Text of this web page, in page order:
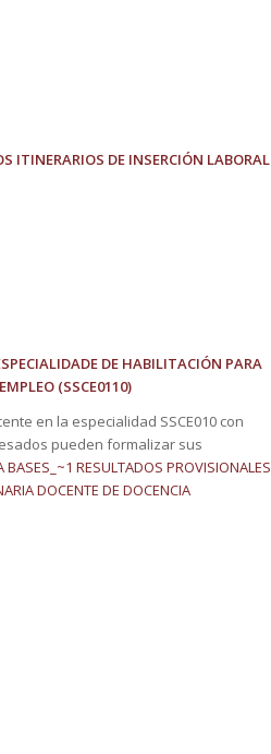
ITINERARIOS DE INSERCIÓN LABORAL
DE HABILITACIÓN PARA
(SSCE0110)
en la especialidad SSCE010 con
pueden formalizar sus
BASES_~1 RESULTADOS PROVISIONALES
DOCENTE DE DOCENCIA